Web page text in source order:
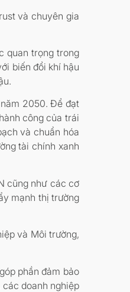
và chuyên gia
quan trọng trong
biến đổi khí hậu
2050. Để đạt
công của trái
và chuẩn hóa
tài chính xanh
cũng như các cơ
mạnh thị trường
và Môi trường,
phần đảm bảo
doanh nghiệp